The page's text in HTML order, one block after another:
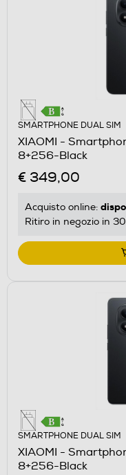
SMARTPHONE DUAL SIM
XIAOMI -
8+256-Black
€ 349,00
Acquisto online:
Ritiro in negozio in
SMARTPHONE DUAL SIM
XIAOMI -
8+256-Black